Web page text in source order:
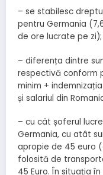
– se stabilesc
pentru Germania
de ore lucrate pe zi);
– diferența dintre
respectivă conform
minim +
și salariul din
– cu cât șoferul
Germania, cu atât
apropie de 45 euro
folosită de
45 Euro. În situația